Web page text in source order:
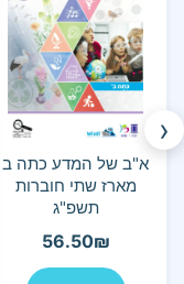
‹
א"ב של המדע כתה ב
מארז שתי חוברות
תשפ"ג
56.50₪